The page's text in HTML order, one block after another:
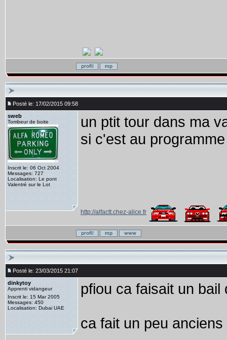
Posté le: 17/02/2015 09:58
sweb
Tombeur de boite
Inscrit le: 06 Oct 2004
Messages: 727
Localisation: Le pont
Valentré sur le Lot
un ptit tour dans ma
si c'est au
http://alfactt.chez-alice.fr
Posté le: 23/03/2015 21:07
dinkytoy
Apprenti vidangeur
Inscrit le: 15 Mar 2005
Messages: 450
Localisation: Dubai UAE
pfiou ca faisait un
ca fait un peu